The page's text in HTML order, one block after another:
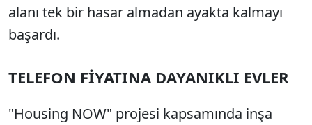
alanı tek bir hasar almadan ayakta kalmayı
başardı.
TELEFON FİYATINA DAYANIKLI EVLER
"Housing NOW" projesi kapsamında inşa